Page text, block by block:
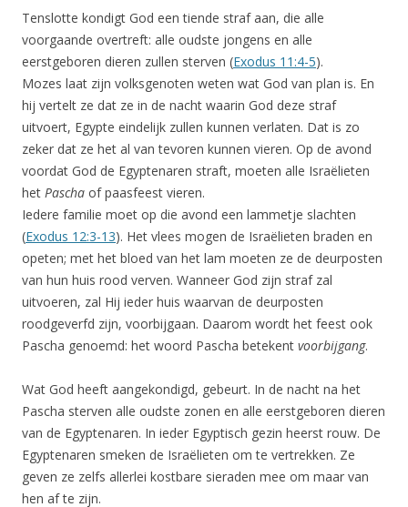
Tenslotte kondigt God een tiende straf aan, die alle
voorgaande overtreft: alle oudste jongens en alle
eerstgeboren dieren zullen sterven (Exodus 11:4-5).
Mozes laat zijn volksgenoten weten wat God van plan is. En
hij vertelt ze dat ze in de nacht waarin God deze straf
uitvoert, Egypte eindelijk zullen kunnen verlaten. Dat is zo
zeker dat ze het al van tevoren kunnen vieren. Op de avond
voordat God de Egyptenaren straft, moeten alle Israëlieten
het Pascha of paasfeest vieren.
Iedere familie moet op die avond een lammetje slachten
(Exodus 12:3-13). Het vlees mogen de Israëlieten braden en
opeten; met het bloed van het lam moeten ze de deurposten
van hun huis rood verven. Wanneer God zijn straf zal
uitvoeren, zal Hij ieder huis waarvan de deurposten
roodgeverfd zijn, voorbijgaan. Daarom wordt het feest ook
Pascha genoemd: het woord Pascha betekent voorbijgang.
Wat God heeft aangekondigd, gebeurt. In de nacht na het
Pascha sterven alle oudste zonen en alle eerstgeboren dieren
van de Egyptenaren. In ieder Egyptisch gezin heerst rouw. De
Egyptenaren smeken de Israëlieten om te vertrekken. Ze
geven ze zelfs allerlei kostbare sieraden mee om maar van
hen af te zijn.